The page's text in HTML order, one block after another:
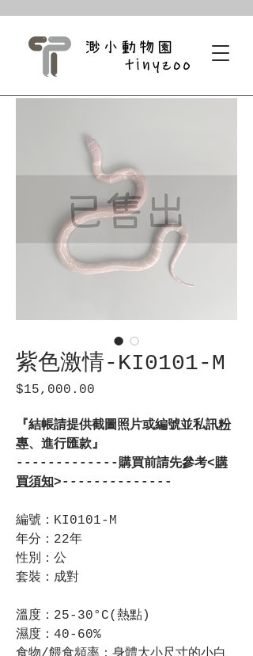
紫色激情-KI0101-M
$15,000.00
『結帳請提供截圖照片或編號並私訊粉
專、進行匯款』
-------------購買前請先參考<購
買須知>--------------
編號：KI0101-M
年分：22年
性別：公
套裝：成對
溫度：25-30°C(熱點)
濕度：40-60%